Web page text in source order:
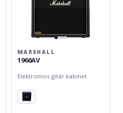
MARSHALL
1960AV
Elektromos gitár kabinet